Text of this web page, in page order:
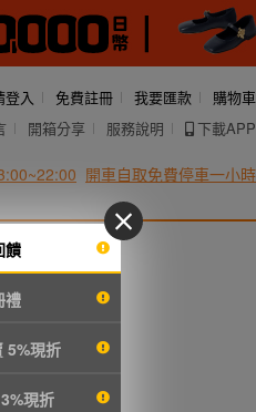
饋
禮
5%現折
現折
登入 免費註冊 我要匯款
購物車
開箱分享 服務說明 下載APP
開車自取免費停車一小時